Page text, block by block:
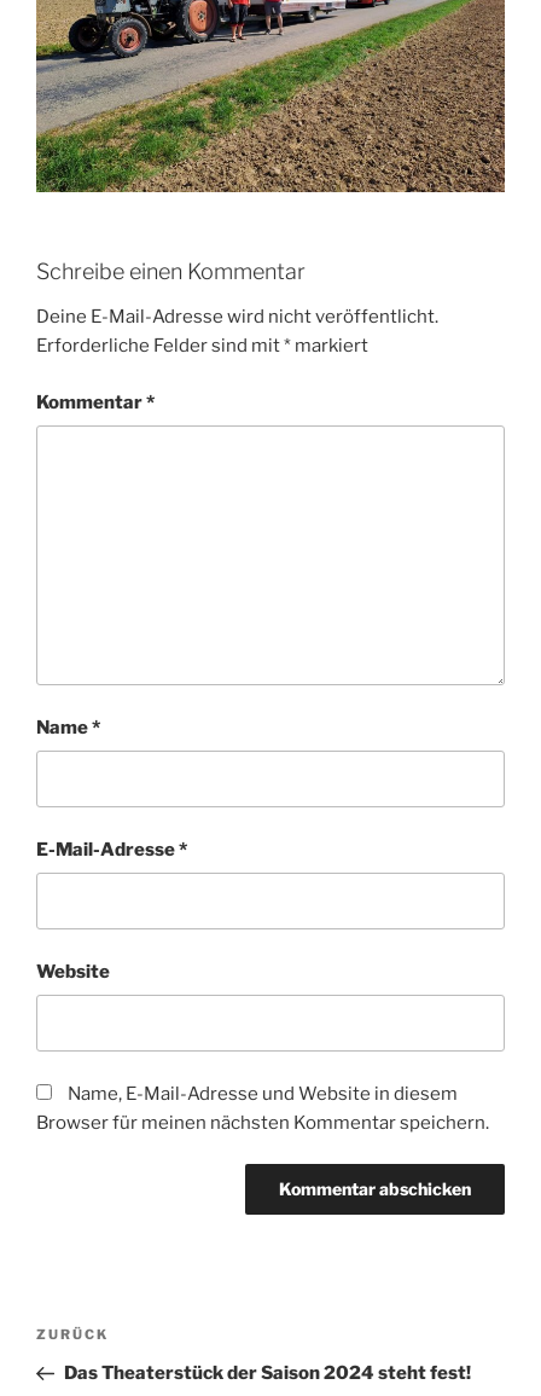
Schreibe einen Kommentar
Deine E-Mail-Adresse wird nicht veröffentlicht.
Erforderliche Felder sind mit* markiert
Kommentar*
Name*
E-Mail-Adresse*
Website
Name, E-Mail-Adresse und Website in diesem
Browser für meinen nächsten Kommentar speichern.
Beitragsnavigation
Vorheriger
Beitrag
ZURÜCK
Das Theaterstück der Saison 2024 steht fest!